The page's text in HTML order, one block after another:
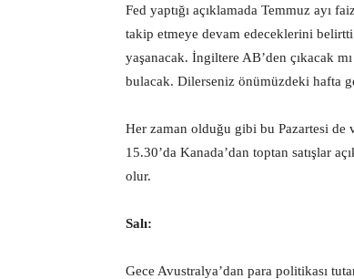
Fed yaptığı açıklamada Temmuz ayı
takip etmeye devam edeceklerini
yaşanacak. İngiltere AB’den çıkacak
bulacak. Dilerseniz önümüzdeki hafta
Her zaman olduğu gibi bu Pazartesi
15.30’da Kanada’dan toptan satışlar
olur.
Salı:
Gece Avustralya’dan para politikası